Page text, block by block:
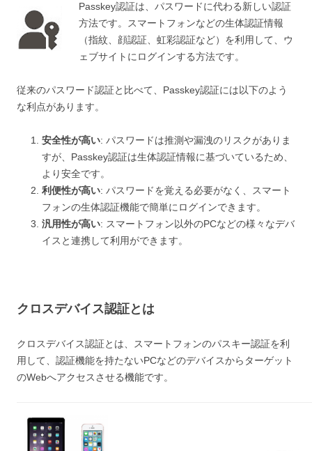
Passkey認証は、パスワードに代わる新しい認証
方法です。スマートフォンなどの生体認証情報
（指紋、顔認証、虹彩認証など）を利用して、ウ
ェブサイトにログインする方法です。
従来のパスワード認証と比べて、Passkey認証には以下のよう
な利点があります。
安全性が高い: パスワードは推測や漏洩のリスクがありま
すが、Passkey認証は生体認証情報に基づいているため、
より安全です。
利便性が高い: パスワードを覚える必要がなく、スマート
フォンの生体認証機能で簡単にログインできます。
汎用性が高い: スマートフォン以外のPCなどの様々なデバ
イスと連携して利用ができます。
クロスデバイス認証とは
クロスデバイス認証とは、スマートフォンのパスキー認証を利
用して、認証機能を持たないPCなどのデバイスからターゲット
のWebへアクセスさせる機能です。